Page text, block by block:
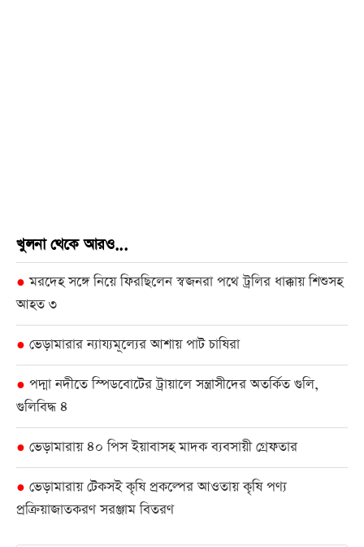
খুলনা থেকে আরও...
● মরদেহ সঙ্গে নিয়ে ফিরছিলেন স্বজনরা পথে ট্রলির ধাক্কায় শিশুসহ
আহত ৩
● ভেড়ামারার ন্যায্যমূল্যের আশায় পাট চাষিরা
● পদ্মা নদীতে স্পিডবোটের ট্রায়ালে সন্ত্রাসীদের অতর্কিত গুলি,
গুলিবিদ্ধ ৪
● ভেড়ামারায় ৪০ পিস ইয়াবাসহ মাদক ব্যবসায়ী গ্রেফতার
● ভেড়ামারায় টেকসই কৃষি প্রকল্পের আওতায় কৃষি পণ্য
প্রক্রিয়াজাতকরণ সরঞ্জাম বিতরণ